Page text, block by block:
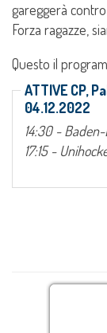
gareggerà
Forza ragazze,
Questo il
ATTIVE CP,
04.12.2022
14:30 -
17:15 -